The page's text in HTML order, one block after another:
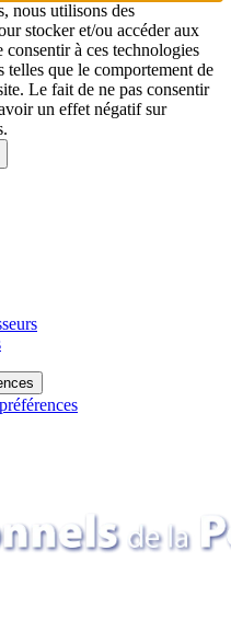
nous utilisons des
stocker et/ou accéder aux
à ces technologies
telles que le comportement de
Le fait de ne pas consentir
un effet négatif sur